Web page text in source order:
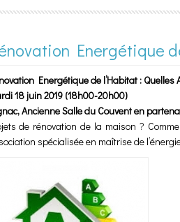
Energétique
Energétique de l’Habitat : Quelles
18 juin 2019 (18h00-20h00)
Ancienne Salle du Couvent en
de rénovation de la maison ?
spécialisée en maîtrise de